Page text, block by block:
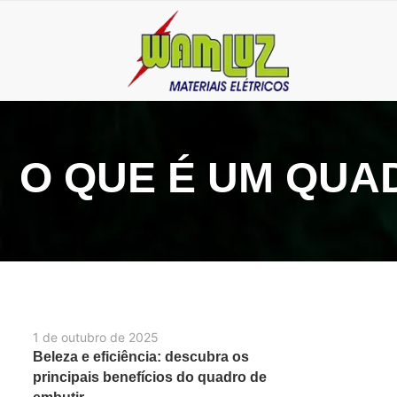
O QUE É UM
1 de outubro de 2025
Beleza e eficiência: descubra os
principais benefícios do quadro de